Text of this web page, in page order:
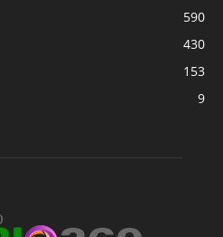
590
430
153
9